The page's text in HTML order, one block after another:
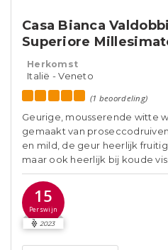
Casa Bianca
Superiore
Herkomst
Italië - Veneto
(1 beoordeling)
Geurige, mousserende witte
gemaakt van
en mild, de geur heerlijk
maar ook heerlijk bij koude
15
Perswijn
2023